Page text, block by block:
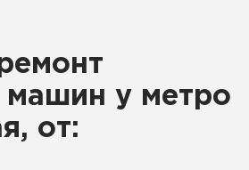
у метро
от: